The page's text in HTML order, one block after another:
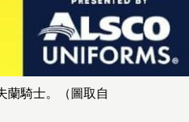
蘭騎士。（圖取自